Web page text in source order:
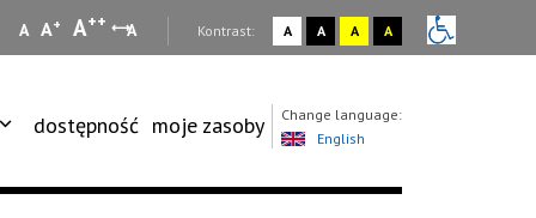
A A+ A++ A Kontrast: A A A A
dostępność moje zasoby
Change language:
English